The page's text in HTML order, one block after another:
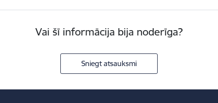
Vai šī informācija bija noderīga?
Sniegt atsauksmi